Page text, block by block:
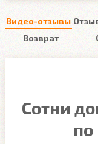
Видео-отзывы
Возврат
Сотни
по